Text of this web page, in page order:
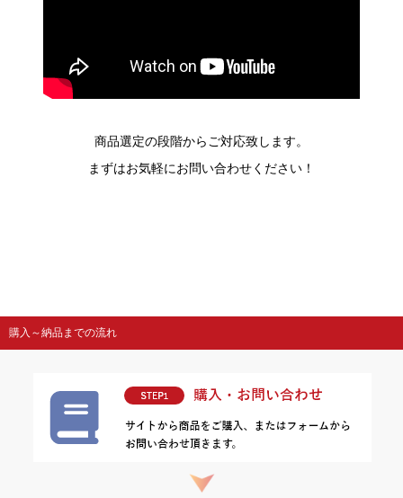
商品選定の段階からご対応致します。
まずはお気軽にお問い合わせください！
購入～納品までの流れ